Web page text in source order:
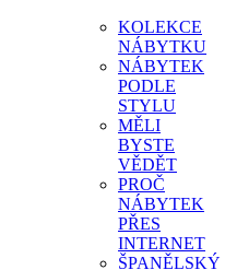
KOLEKCE
NÁBYTKU
NÁBYTEK
PODLE
STYLU
MĚLI
BYSTE
VĚDĚT
PROČ
NÁBYTEK
PŘES
INTERNET
ŠPANĚLSKÝ